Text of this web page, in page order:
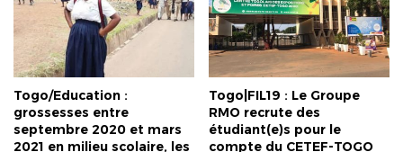
convivialité
Togo/Education :
grossesses entre
septembre 2020 et mars
2021 en milieu scolaire, les
Togo|FIL19 : Le Groupe
RMO recrute des
étudiant(e)s pour le
compte du CETEF-TOGO